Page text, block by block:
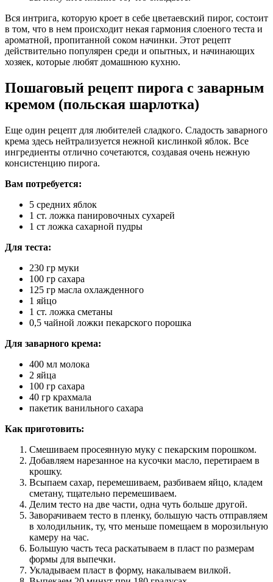
Вся интрига, которую кроет в себе цветаевский пирог, состоит
в том, что в нем происходит некая гармония слоеного теста и
ароматной, пропитанной соком начинки. Этот рецепт
действительно популярен среди и опытных, и начинающих
хозяек, которые любят домашнюю кухню.
Пошаговый рецепт пирога с заварным
кремом (польская шарлотка)
Еще один рецепт для любителей сладкого. Сладость заварного
крема здесь нейтрализуется нежной кислинкой яблок. Все
ингредиенты отлично сочетаются, создавая очень нежную
консистенцию пирога.
Вам потребуется:
5 средних яблок
1 ст. ложка панировочных сухарей
1 ст ложка сахарной пудры
Для теста:
230 гр муки
100 гр сахара
125 гр масла охлажденного
1 яйцо
1 ст. ложка сметаны
0,5 чайной ложки пекарского порошка
Для заварного крема:
400 мл молока
2 яйца
100 гр сахара
40 гр крахмала
пакетик ванильного сахара
Как приготовить:
Смешиваем просеянную муку с пекарским порошком.
Добавляем нарезанное на кусочки масло, перетираем в
крошку.
Всыпаем сахар, перемешиваем, разбиваем яйцо, кладем
сметану, тщательно перемешиваем.
Делим тесто на две части, одна чуть больше другой.
Заворачиваем тесто в пленку, большую часть отправляем
в холодильник, ту, что меньше помещаем в морозильную
камеру на час.
Большую часть теса раскатываем в пласт по размерам
формы для выпечки.
Укладываем пласт в форму, накалываем вилкой.